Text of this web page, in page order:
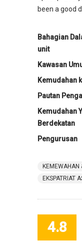
been a good
Bahagian
unit
Kawasan
Kemudahan
Pautan
Kemudahan
Berdekatan
Pengurusan
KEMEWAHAN
EKSPATRIAT
4.8